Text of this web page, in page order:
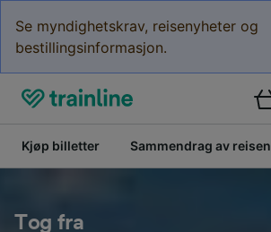
Se myndighetskrav, reisenyheter og
bestillingsinformasjon.
Kjøp billetter Sammendrag av reisen
Tog fra